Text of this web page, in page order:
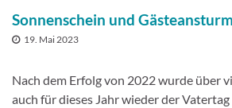
Sonnenschein und
19. Mai 2023
Nach dem Erfolg von 2022 wurde über
auch für dieses Jahr wieder der